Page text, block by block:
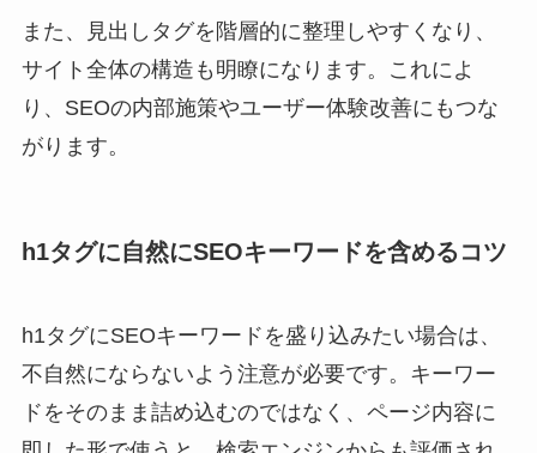
また、見出しタグを階層的に整理しやすくなり、
サイト全体の構造も明瞭になります。これによ
り、SEOの内部施策やユーザー体験改善にもつな
がります。
h1タグに自然にSEOキーワードを含めるコツ
h1タグにSEOキーワードを盛り込みたい場合は、
不自然にならないよう注意が必要です。キーワー
ドをそのまま詰め込むのではなく、ページ内容に